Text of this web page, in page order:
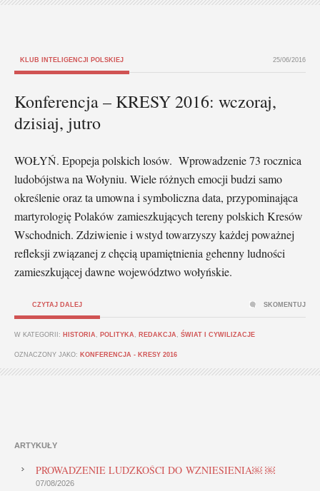
KLUB INTELIGENCJI POLSKIEJ 25/06/2016
Konferencja – KRESY 2016: wczoraj,
dzisiaj, jutro
WOŁYŃ. Epopeja polskich losów. Wprowadzenie 73 rocznica
ludobójstwa na Wołyniu. Wiele różnych emocji budzi samo
określenie oraz ta umowna i symboliczna data, przypominająca
martyrologię Polaków zamieszkujących tereny polskich Kresów
Wschodnich. Zdziwienie i wstyd towarzyszy każdej poważnej
refleksji związanej z chęcią upamiętnienia gehenny ludności
zamieszkującej dawne województwo wołyńskie.
CZYTAJ DALEJ
W KATEGORII: HISTORIA POLITYKA REDAKCJA ŚWIAT I CYWILIZACJE
OZNACZONY JAKO: KONFERENCJA - KRESY 2016
SKOMENTUJ
ARTYKUŁY
PROWADZENIE LUDZKOŚCI DO WZNIESIENIA￼ ￼
07/08/2026